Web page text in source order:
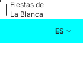
Fiestas de
La Blanca
ES